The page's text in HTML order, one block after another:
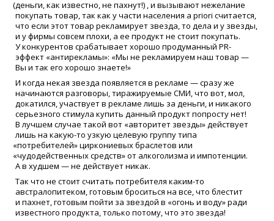
(деньги, как известно, не пахнут!) , и вызывают нежелание
покупать товар, так как у части населения a priori считается,
что если этот товар рекламирует звезда, то дела и у звезды,
и у фирмы совсем плохи, а ее продукт не стоит покупать.
У конкурентов срабатывает хорошо продуманный PR-
эффект «антирекламы»: «Мы не рекламируем наш товар —
Вы и так его хорошо знаете!»
И когда некая звезда появляется в рекламе — сразу же
начинаются разговоры, тиражируемые СМИ, что вот, мол,
докатился, участвует в рекламе лишь за деньги, и никакого
серьезного стимула купить данный продукт попросту нет!
В лучшем случае такой вот «авторитет звезды» действует
лишь на какую-то узкую целевую группу типа
«потребителей» циркониевых браслетов или
«чудодейственных средств» от алкоголизма и импотенции.
А в худшем — не действует никак.
Так что не стоит считать потребителя каким-то
австралопитеком, готовым броситься на все, что блестит
и пахнет, готовым пойти за звездой в «огонь и воду» ради
известного продукта, только потому, что это звезда!